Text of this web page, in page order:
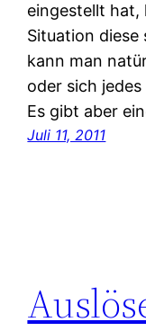
eingestellt hat,
Situation diese
kann man
oder sich
Es gibt aber
Juli 11, 2011